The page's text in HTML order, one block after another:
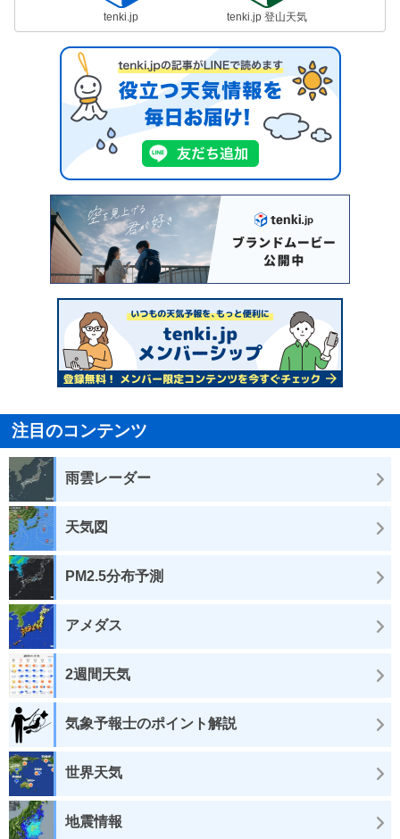
tenki.jp tenki.jp 登山天気
注目のコンテンツ
雨雲レーダー
天気図
PM2.5分布予測
アメダス
2週間天気
気象予報士のポイント解説
世界天気
地震情報